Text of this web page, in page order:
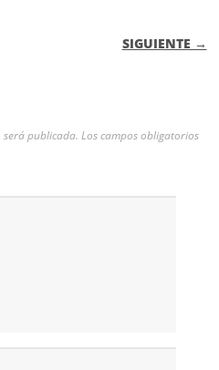
ENTRADAS
SIGUIENTE →
será publicada. Los campos obligatorios